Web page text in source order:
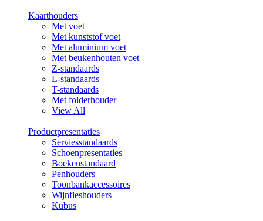
Kaarthouders
Met voet
Met kunststof voet
Met aluminium voet
Met beukenhouten voet
Z-standaards
L-standaards
T-standaards
Met folderhouder
View All
Productpresentaties
Serviesstandaards
Schoenpresentaties
Boekenstandaard
Penhouders
Toonbankaccessoires
Wijnfleshouders
Kubus